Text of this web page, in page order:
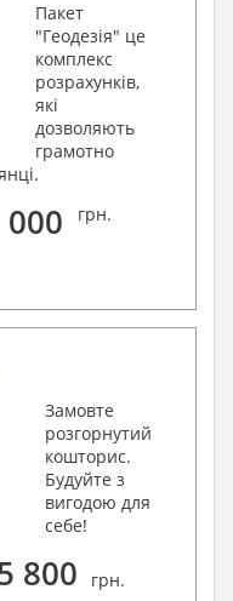
Пакет
"Геодезія" це
комплекс
розрахунків,
які
дозволяють
грамотно
000 грн.
Замовте
розгорнутий
кошторис.
Будуйте з
вигодою для
себе!
800 грн.